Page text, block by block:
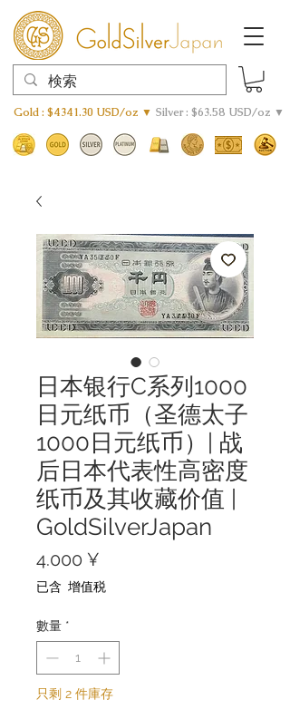
Gold : $4341.30 USD/oz ▼ Silver : $63.58 USD/oz ▼
日本银行C系列1000
日元纸币（圣德太子
1000日元纸币）| 战
后日本代表性高密度
纸币及其收藏价值 |
GoldSilverJapan
4.000 ¥
格
已含 增值税
數量 *
只剩 2 件庫存